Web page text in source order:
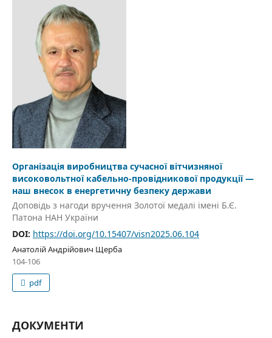
Організація виробництва сучасної вітчизняної
високовольтної кабельно-провідникової продукції —
наш внесок в енергетичну безпеку держави
Доповідь з нагоди вручення Золотої медалі імені Б.Є.
Патона НАН України
DOI: https://doi.org/10.15407/visn2025.06.104
Анатолій Андрійович Щерба
104-106
pdf
ДОКУМЕНТИ